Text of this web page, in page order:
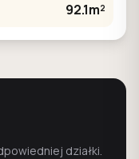
92.1m²
działki.